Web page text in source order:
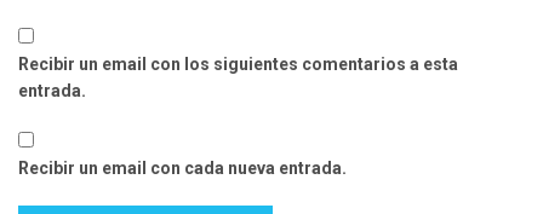
Recibir un email con los siguientes comentarios a esta
entrada.
Recibir un email con cada nueva entrada.